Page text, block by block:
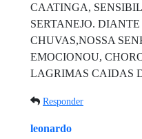
CAATINGA,
SERTANEJO.
CHUVAS,NOSSA
EMOCIONOU,
LAGRIMAS CAIDAS
Responder
leonardo